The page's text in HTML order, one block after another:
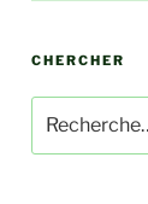
CHERCHER
pour
: